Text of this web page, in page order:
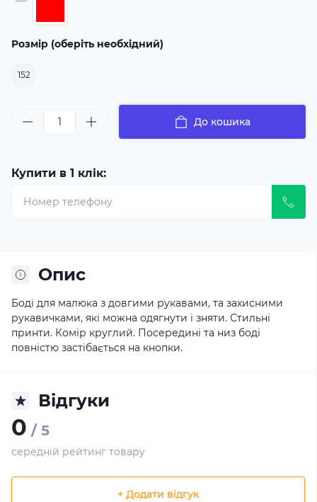
Розмір (оберіть необхідний)
152
До кошика
Купити в 1 клік:
Опис
Боді для малюка з довгими рукавами, та захисними
рукавичками, які можна одягнути і зняти. Стильні
принти. Комір круглий. Посередині та низ боді
повністю застібається на кнопки.
Відгуки
0 / 5
середній рейтинг товару
+ Додати відгук